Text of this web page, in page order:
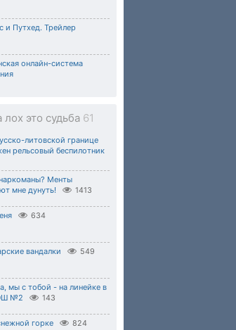
и Путхед. Трейлер
онлайн-система
это судьба 61
литовской границе
рельсовый беспилотник
Менты
мне дунуть!
1413
634
вандалки 549
мы с тобой - на линейке в
№2
143
горке 824